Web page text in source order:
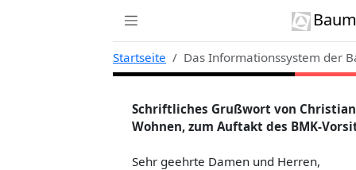
Startseite Das Informationssystem der
Schriftliches Grußwort von
Wohnen, zum Auftakt des BMK-
Sehr geehrte Damen und Herren,